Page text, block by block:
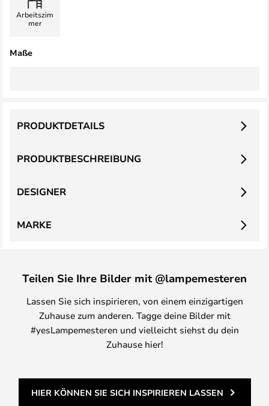
Arbeitszim
mer
Maße
PRODUKTBESCHREIBUNG
PRODUKTDETAILS
DESIGNER
MARKE
Teilen Sie Ihre Bilder mit @lampemesteren
Lassen Sie sich inspirieren, von einem einzigartigen
Zuhause zum anderen. Tagge deine Bilder mit
#yesLampemesteren und vielleicht siehst du dein
Zuhause hier!
HIER KÖNNEN SIE SICH INSPIRIEREN LASSEN